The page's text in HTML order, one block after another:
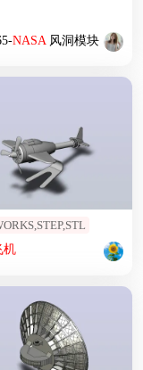
NASA风洞模块
机